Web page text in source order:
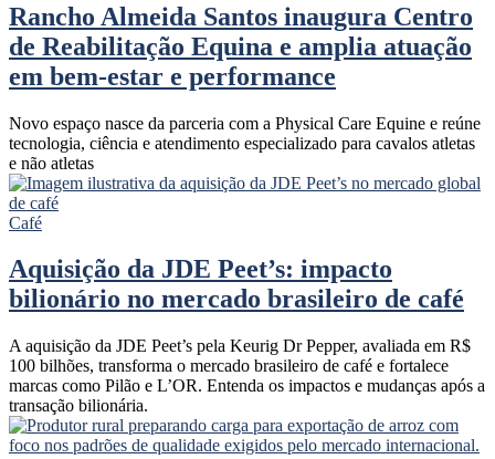
Rancho Almeida Santos inaugura Centro
de Reabilitação Equina e amplia atuação
em bem-estar e performance
Novo espaço nasce da parceria com a Physical Care Equine e reúne
tecnologia, ciência e atendimento especializado para cavalos atletas
e não atletas
Café
Aquisição da JDE Peet’s: impacto
bilionário no mercado brasileiro de café
A aquisição da JDE Peet’s pela Keurig Dr Pepper, avaliada em R$
100 bilhões, transforma o mercado brasileiro de café e fortalece
marcas como Pilão e L’OR. Entenda os impactos e mudanças após a
transação bilionária.